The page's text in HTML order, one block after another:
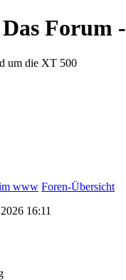
Forum -
um die XT 500
www Foren-Übersicht
16:11